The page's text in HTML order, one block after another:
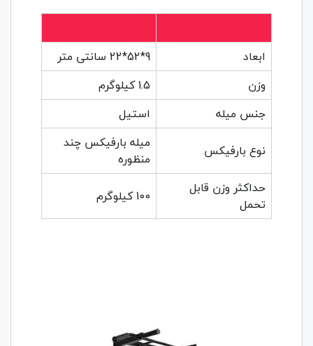
ابعاد
9*52*22 سانتی متر
وزن
1.5 کیلوگرم
جنس میله
استیل
نوع بارفیکس
میله بارفیکس چند
منظوره
حداکثر وزن قابل
تحمل
100 کیلوگرم